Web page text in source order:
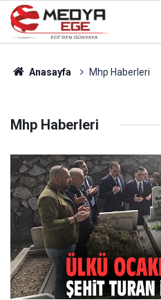
Anasayfa Mhp Haberleri
Mhp Haberleri